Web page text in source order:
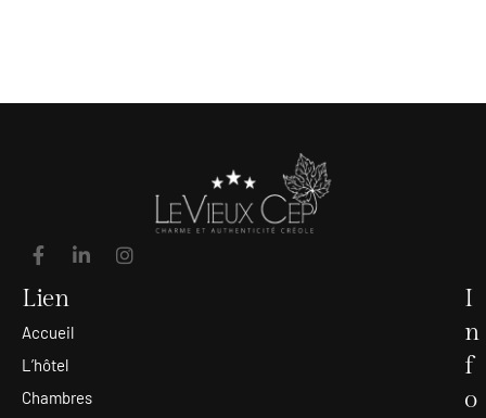
Lien
Accueil
L’hôtel
Chambres
I
n
f
o